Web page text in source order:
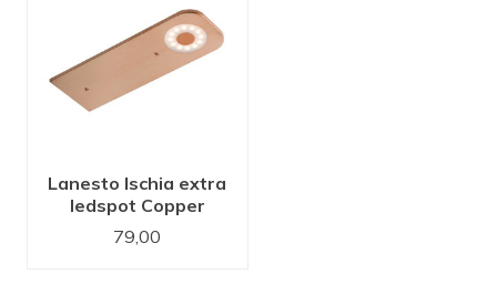
Lanesto Ischia extra
ledspot Copper
79,00